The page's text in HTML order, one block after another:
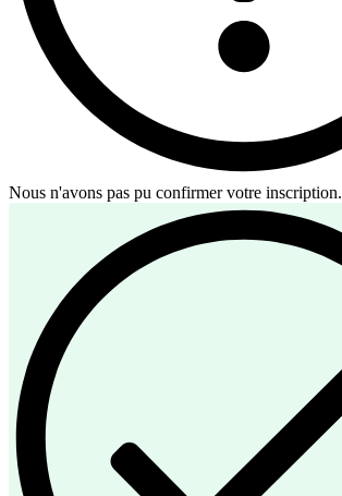
Nous n'avons pas pu confirmer votre inscription.